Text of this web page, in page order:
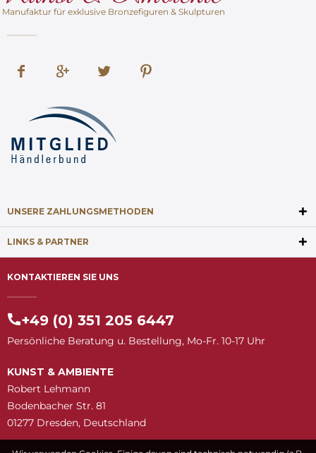
Manufaktur für exklusive Bronzefiguren & Skulpturen
UNSERE ZAHLUNGSMETHODEN
LINKS & PARTNER
KONTAKTIEREN SIE UNS
+49 (0) 351 205 6447
Persönliche Beratung u. Bestellung, Mo-Fr. 10-17 Uhr
KUNST & AMBIENTE
Robert Lehmann
Bodenbacher Str. 81
01277 Dresden, Deutschland